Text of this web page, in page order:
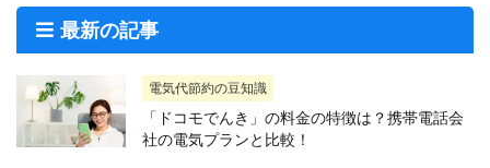
最新の記事
電気代節約の豆知識
「ドコモでんき」の料金の特徴は？携帯電話会
社の電気プランと比較！